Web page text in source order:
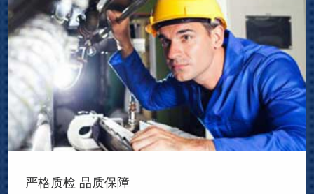
严格质检 品质保障